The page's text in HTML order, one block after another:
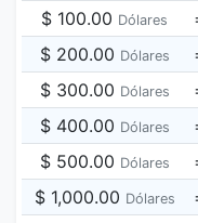
$ 100.00 Dólares
$ 200.00 Dólares
$ 300.00 Dólares
$ 400.00 Dólares
$ 500.00 Dólares
$ 1,000.00 Dólares